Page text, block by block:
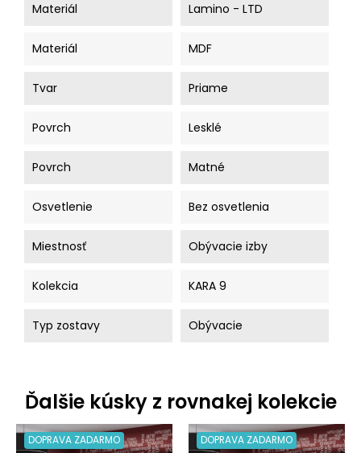
Materiál Lamino - LTD
Materiál MDF
Tvar Priame
Povrch Lesklé
Povrch Matné
Osvetlenie Bez osvetlenia
Miestnosť Obývacie izby
Kolekcia KARA 9
Typ zostavy Obývacie
Ďalšie kúsky z rovnakej kolekcie
DOPRAVA ZADARMO
DOPRAVA ZADARMO